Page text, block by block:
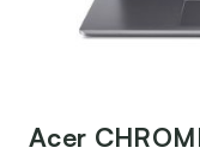
Acer